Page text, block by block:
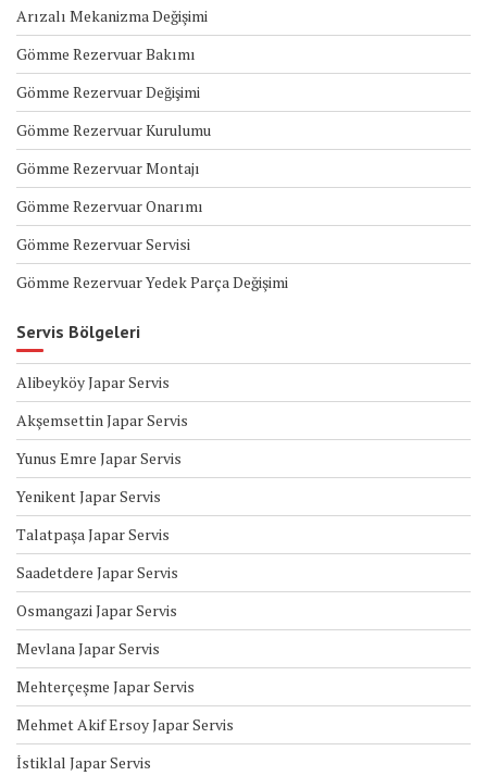
Arızalı Mekanizma Değişimi
Gömme Rezervuar Bakımı
Gömme Rezervuar Değişimi
Gömme Rezervuar Kurulumu
Gömme Rezervuar Montajı
Gömme Rezervuar Onarımı
Gömme Rezervuar Servisi
Gömme Rezervuar Yedek Parça Değişimi
Servis Bölgeleri
Alibeyköy Japar Servis
Akşemsettin Japar Servis
Yunus Emre Japar Servis
Yenikent Japar Servis
Talatpaşa Japar Servis
Saadetdere Japar Servis
Osmangazi Japar Servis
Mevlana Japar Servis
Mehterçeşme Japar Servis
Mehmet Akif Ersoy Japar Servis
İstiklal Japar Servis